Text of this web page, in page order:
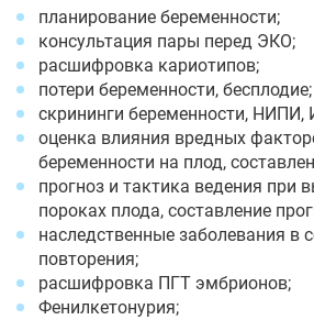
планирование беременности;
консультация пары перед ЭКО;
расшифровка кариотипов;
потери беременности, бесплодие;
скрининги беременности,
оценка влияния вредных
беременности на плод,
прогноз и тактика ведения при
пороках плода, составление
наследственные заболевания в
повторения;
расшифровка ПГТ эмбрионов;
Фенилкетонурия;